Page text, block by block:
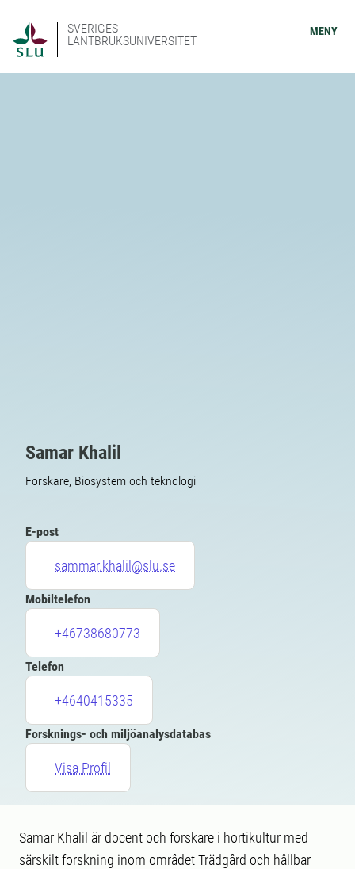
SVERIGES
LANTBRUKSUNIVERSITET
MENY
Samar Khalil
Forskare, Biosystem och teknologi
E-post
sammar.khalil@slu.se
Mobiltelefon
+46738680773
Telefon
+4640415335
Forsknings- och miljöanalysdatabas
Visa Profil
Samar Khalil är docent och forskare i hortikultur med
särskilt forskning inom området Trädgård och hållbar